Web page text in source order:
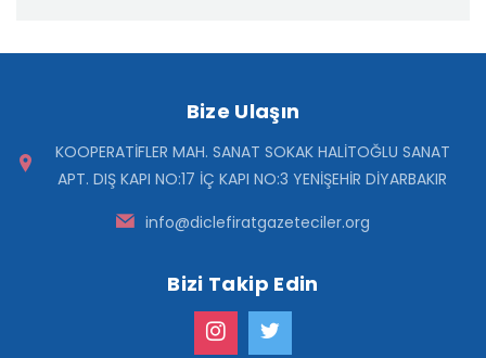
Bize Ulaşın
KOOPERATİFLER MAH. SANAT SOKAK HALİTOĞLU SANAT
APT. DIŞ KAPI NO:17 İÇ KAPI NO:3 YENİŞEHİR DİYARBAKIR
info@diclefiratgazeteciler.org
Bizi Takip Edin